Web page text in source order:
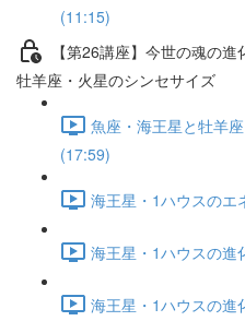
(11:15)
【第26講座】今世の魂の
牡羊座・火星のシンセサイズ
魚座・海王星と牡羊
(17:59)
海王星・1ハウスのエ
海王星・1ハウスの進
海王星・1ハウスの